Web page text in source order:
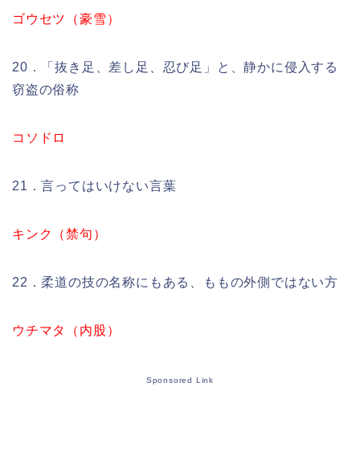
ゴウセツ（豪雪）
20．「抜き足、差し足、忍び足」と、静かに侵入する
窃盗の俗称
コソドロ
21．言ってはいけない言葉
キンク（禁句）
22．柔道の技の名称にもある、ももの外側ではない方
ウチマタ（内股）
Sponsored Link